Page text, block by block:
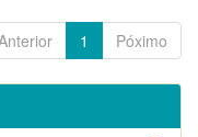
1 Póximo